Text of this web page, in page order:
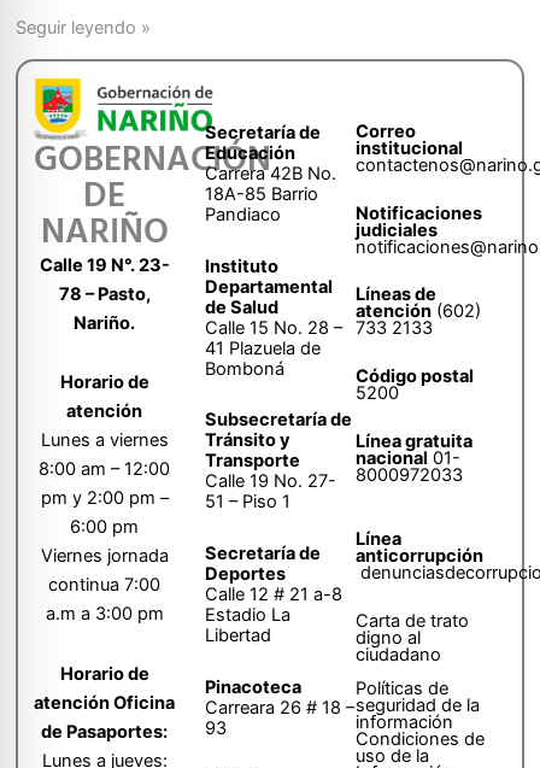
Seguir leyendo »
GOBERNACIÓN
DE
NARIÑO
Calle 19 N°. 23-
78 – Pasto,
Nariño.
Horario de
atención
Lunes a viernes
8:00 am – 12:00
pm y 2:00 pm –
6:00 pm
Viernes jornada
continua 7:00
a.m a 3:00 pm
Horario de
atención Oficina
de Pasaportes:
Lunes a jueves:
Secretaría de
Educación
Carrera 42B No.
18A-85 Barrio
Pandiaco
Instituto
Departamental
de Salud
Calle 15 No. 28 –
41 Plazuela de
Bomboná
Subsecretaría de
Tránsito y
Transporte
Calle 19 No. 27-
51 – Piso 1
Secretaría de
Deportes
Calle 12 # 21 a-8
Estadio La
Libertad
Pinacoteca
Carreara 26 # 18 –
93
Correo
institucional
Notificaciones
judiciales
Líneas de
atención (602)
733 2133
Código postal
5200
Línea gratuita
nacional 01-
8000972033
Línea
anticorrupción
Carta de trato
digno al
ciudadano
Políticas de
seguridad de la
información
Condiciones de
uso de la